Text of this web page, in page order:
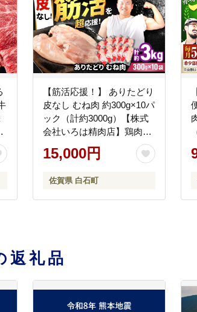
【筋活応援！】 ありたどり
皮なし むね肉 約300g×10パ
ック（計約3000g）【株式
会社いろは精肉店】鶏肉
15,000円
佐賀県 白石町
返礼品